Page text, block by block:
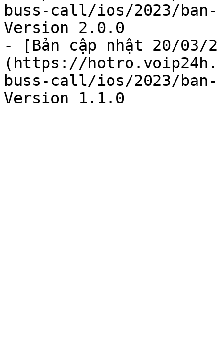
buss-call/ios/2023/ban-
Version 2.0.0
- [Bản cập nhật 20/03/
(https://
buss-call/ios/2023/ban-